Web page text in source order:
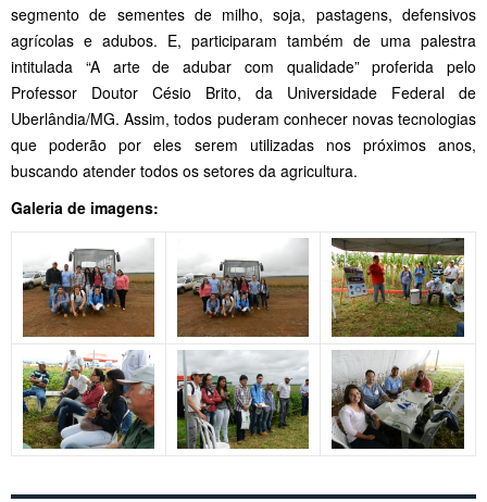
segmento de sementes de milho, soja, pastagens, defensivos
agrícolas e adubos. E, participaram também de uma palestra
intitulada “A arte de adubar com qualidade” proferida pelo
Professor Doutor Césio Brito, da Universidade Federal de
Uberlândia/MG. Assim, todos puderam conhecer novas tecnologias
que poderão por eles serem utilizadas nos próximos anos,
buscando atender todos os setores da agricultura.
Galeria de imagens: